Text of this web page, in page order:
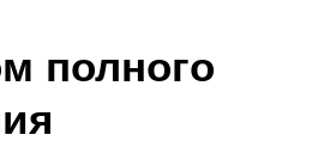
полного